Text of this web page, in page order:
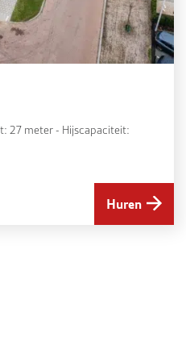
27 meter - Hijscapaciteit:
Huren